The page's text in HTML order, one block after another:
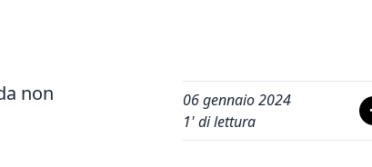
non
06 gennaio 2024
1' di lettura